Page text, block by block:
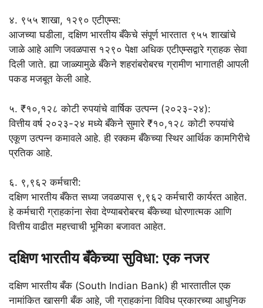
४. ९५५ शाखा, १२९० एटीएम्स:
आजच्या घडीला, दक्षिण भारतीय बँकेचे संपूर्ण भारतात ९५५ शाखांचे
जाळे आहे आणि जवळपास १२९० पेक्षा अधिक एटीएम्सद्वारे ग्राहक सेवा
दिली जाते. ह्या जाळ्यामुळे बँकेने शहरांबरोबरच ग्रामीण भागातही आपली
पकड मजबूत केली आहे.
५. ₹१०,१२८ कोटी रुपयांचे वार्षिक उत्पन्न (२०२३-२४):
वित्तीय वर्ष २०२३-२४ मध्ये बँकेने सुमारे ₹१०,१२८ कोटी रुपयांचे
एकूण उत्पन्न कमावले आहे. ही रक्कम बँकेच्या स्थिर आर्थिक कामगिरीचे
प्रतिक आहे.
६. ९,९६२ कर्मचारी:
दक्षिण भारतीय बँकेत सध्या जवळपास ९,९६२ कर्मचारी कार्यरत आहेत.
हे कर्मचारी ग्राहकांना सेवा देण्याबरोबरच बँकेच्या धोरणात्मक आणि
वित्तीय वाढीत महत्त्वाची भूमिका बजावत आहेत.
दक्षिण भारतीय बँकेच्या सुविधा: एक नजर
दक्षिण भारतीय बँक (South Indian Bank) ही भारतातील एक
नामांकित खासगी बँक आहे, जी ग्राहकांना विविध प्रकारच्या आधुनिक